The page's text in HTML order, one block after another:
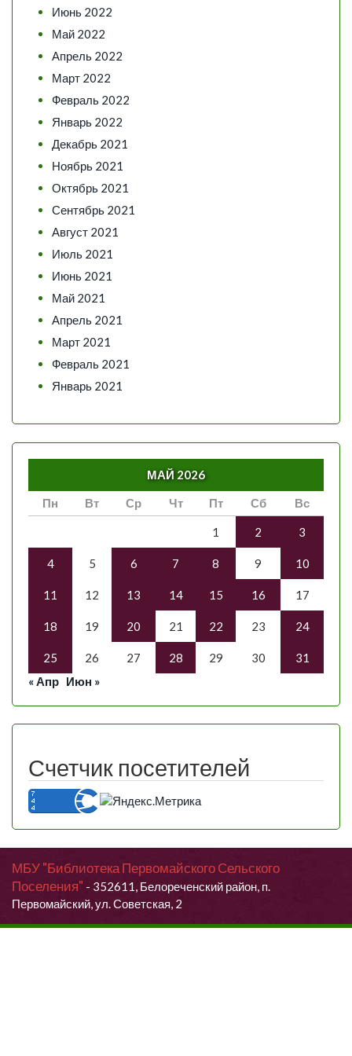
Июнь 2022
Май 2022
Апрель 2022
Март 2022
Февраль 2022
Январь 2022
Декабрь 2021
Ноябрь 2021
Октябрь 2021
Сентябрь 2021
Август 2021
Июль 2021
Июнь 2021
Май 2021
Апрель 2021
Март 2021
Февраль 2021
Январь 2021
МАЙ 2026
Пн
Вт Ср Чт Пт Сб Вс
1 2 3
4 5 6 7 8 9 10
11 12 13 14 15 16 17
18 19 20 21 22 23 24
25 26 27 28 29 30
31
« Апр Июн »
Счетчик посетителей
МБУ "Библиотека Первомайского Сельского
Поселения" - 352611, Белореченский район, п.
Первомайский, ул. Советская, 2